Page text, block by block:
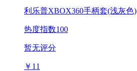
利乐普XBOX360手柄套(浅灰色)
热度指数100
暂无评分
￥ 11